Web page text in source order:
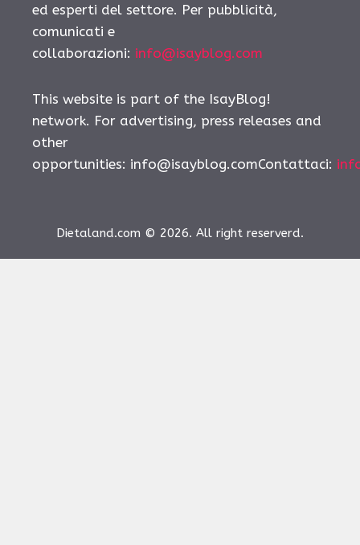
ed esperti del settore. Per pubblicità,
comunicati e
collaborazioni: info@isayblog.com
This website is part of the IsayBlog!
network. For advertising, press releases and
other
opportunities: info@isayblog.comContattaci:
Dietaland.com © 2026. All right reserverd.